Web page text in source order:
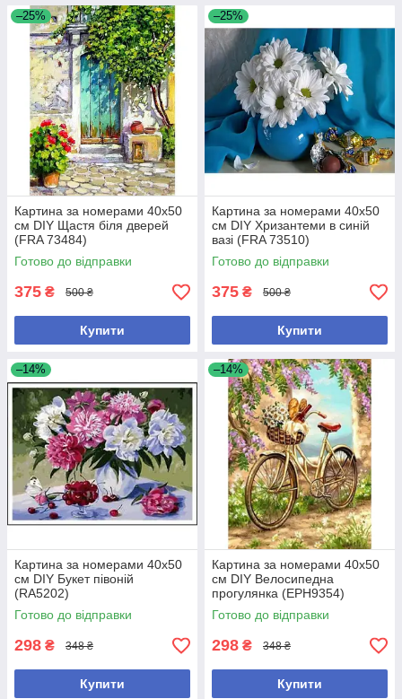
–25%
Картина за номерами 40x50
см DIY Щастя біля дверей
(FRA 73484)
Готово до відправки
375 ₴ 500 ₴
Купити
–25%
Картина за номерами 40x50
см DIY Хризантеми в синій
вазі (FRA 73510)
Готово до відправки
375 ₴ 500 ₴
Купити
–14%
Картина за номерами 40х50
см DIY Букет півоній
(RA5202)
Готово до відправки
298 ₴ 348 ₴
Купити
–14%
Картина за номерами 40х50
см DIY Велосипедна
прогулянка (EPH9354)
Готово до відправки
298 ₴ 348 ₴
Купити